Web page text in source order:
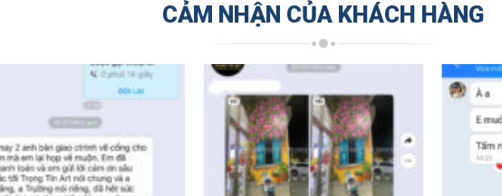
CẢM NHẬN CỦA KHÁCH HÀNG